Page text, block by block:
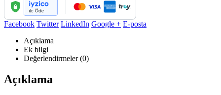
Facebook Twitter LinkedIn Google + E-posta
Açıklama
Ek bilgi
Değerlendirmeler (0)
Açıklama